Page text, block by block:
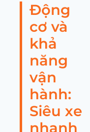
Động
cơ và
khả
năng
vận
hành:
Siêu xe
nhanh